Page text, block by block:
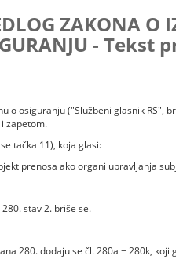
ZAKONA
- Tekst
o osiguranju ("Službeni glasnik RS",
zapetom.
tačka 11), koja glasi:
prenosa ako organi upravljanja
280. stav 2. briše se.
280. dodaju se čl. 280a − 280k, koji